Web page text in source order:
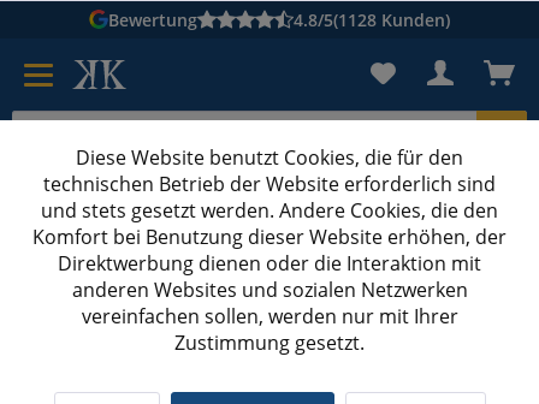
Bewertung 4.8/5(1128 Kunden)
Karton suchen
Kartons bedruckenKartons nach Maß
Versandkartons ab 500 mm Länge
575x300x300 mm einwellige Kartons
(19)4.58/5.00
Diese Website benutzt Cookies, die für den
technischen Betrieb der Website erforderlich sind
und stets gesetzt werden. Andere Cookies, die den
Komfort bei Benutzung dieser Website erhöhen, der
Direktwerbung dienen oder die Interaktion mit
anderen Websites und sozialen Netzwerken
vereinfachen sollen, werden nur mit Ihrer
Zustimmung gesetzt.